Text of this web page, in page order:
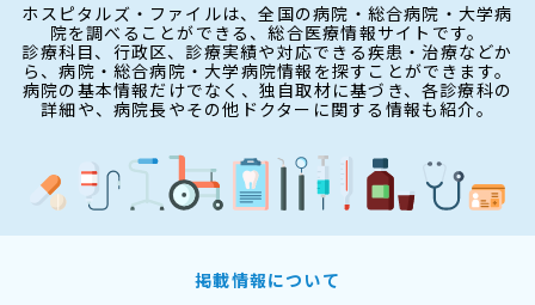
ホスピタルズ・ファイルは、全国の病院・総合病院・大学病
院を調べることができる、総合医療情報サイトです。
診療科目、行政区、診療実績や対応できる疾患・治療などか
ら、病院・総合病院・大学病院情報を探すことができます。
病院の基本情報だけでなく、独自取材に基づき、各診療科の
詳細や、病院長やその他ドクターに関する情報も紹介。
掲載情報について